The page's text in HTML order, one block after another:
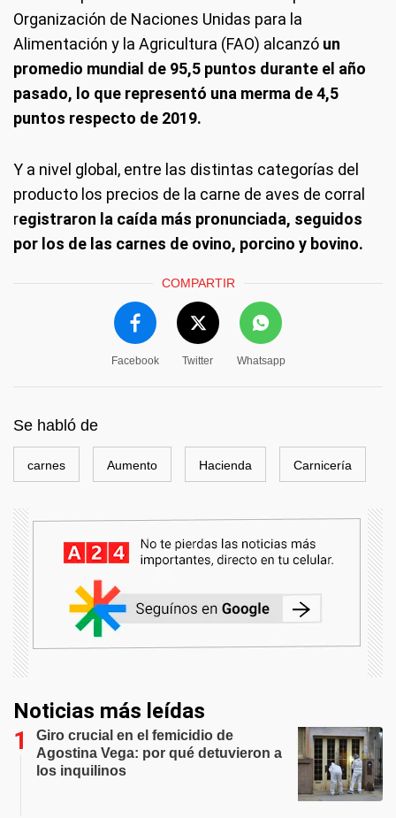
Organización de Naciones Unidas para la
Alimentación y la Agricultura (FAO) alcanzó un
promedio mundial de 95,5 puntos durante el año
pasado, lo que representó una merma de 4,5
puntos respecto de 2019.
Y a nivel global, entre las distintas categorías del
producto los precios de la carne de aves de corral
registraron la caída más pronunciada, seguidos
por los de las carnes de ovino, porcino y bovino.
COMPARTIR
Facebook Twitter Whatsapp
Se habló de
carnes Aumento Hacienda Carnicería
Noticias más leídas
Giro crucial en el femicidio de
Agostina Vega: por qué detuvieron a
los inquilinos